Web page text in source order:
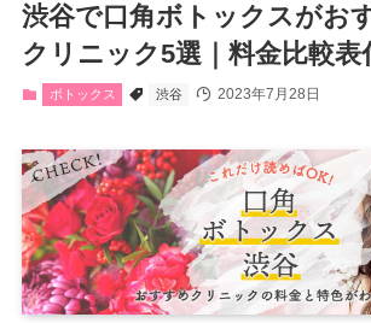
渋谷で口角ボトックスがお
クリニック5選｜料金比較表
ボトックス 渋谷 2023年7月28日